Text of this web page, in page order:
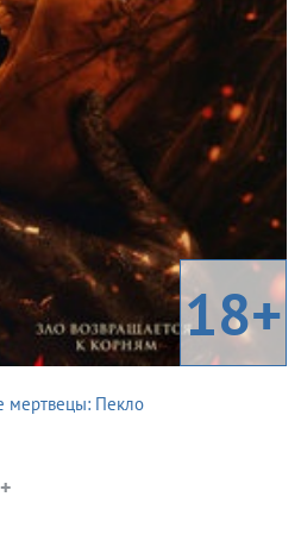
18+
мертвецы: Пекло